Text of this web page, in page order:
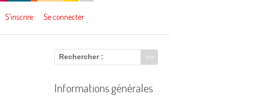
S’inscrire Se connecter
Rechercher :
Informations générales